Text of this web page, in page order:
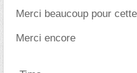
Merci beaucoup pour
Merci encore